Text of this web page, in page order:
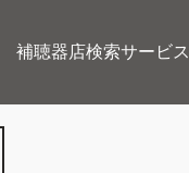
補聴器店検索サービス